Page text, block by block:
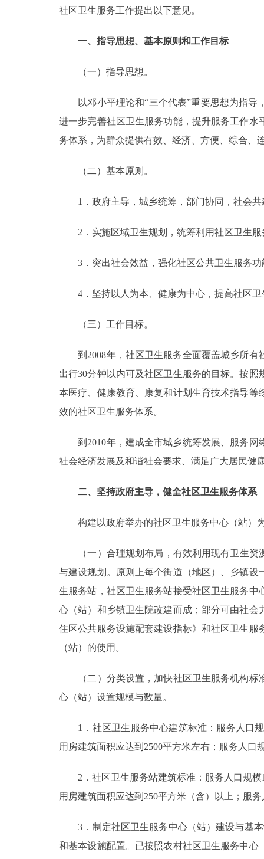
便民服务
参与调查
北京概况
ESPAÑOL
ITALIANO
社区卫生服务工作提出以下意见。
一、指导思想、基本原则和工作目标
（一）指导思想。
以邓小平理论和“三个代表”重要思想为指导
进一步完善社区卫生服务功能，提升服务工作
务体系，为群众提供有效、经济、方便、综合、
（二）基本原则。
1．政府主导，城乡统筹，部门协同，社会共
2．实施区域卫生规划，统筹利用社区卫生服
3．突出社会效益，强化社区公共卫生服务功
4．坚持以人为本、健康为中心，提高社区卫
（三）工作目标。
到2008年，社区卫生服务全面覆盖城乡所有
出行30分钟以内可及社区卫生服务的目标。按
本医疗、健康教育、康复和计划生育技术指导
效的社区卫生服务体系。
到2010年，建成全市城乡统筹发展、服务网
社会经济发展及和谐社会要求、满足广大居民健
二、坚持政府主导，健全社区卫生服务体系
构建以政府举办的社区卫生服务中心（站）为
（一）合理规划布局，有效利用现有卫生资源
与建设规划。原则上每个街道（地区）、乡镇
生服务站，社区卫生服务站接受社区卫生服务
心（站）和乡镇卫生院改建而成；部分可由社
住区公共服务设施配套建设指标》和社区卫生
（站）的使用。
（二）分类设置，加快社区卫生服务机构标
心（站）设置规模与数量。
1．社区卫生服务中心建筑标准：服务人口规
用房建筑面积应达到2500平方米左右；服务人口
2．社区卫生服务站建筑标准：服务人口规模1
用房建筑面积应达到250平方米（含）以上；服
3．制定社区卫生服务中心（站）建设与基本
和基本设施配置。已按照农村社区卫生服务中